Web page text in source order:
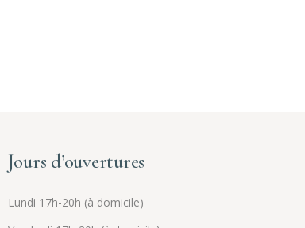
Jours d’ouvertures
Lundi 17h-20h (à domicile)